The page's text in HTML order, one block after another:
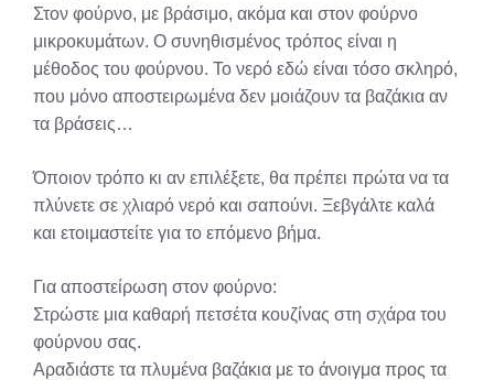
Στον φούρνο, με βράσιμο, ακόμα και στον φούρνο
μικροκυμάτων. Ο συνηθισμένος τρόπος είναι η
μέθοδος του φούρνου. Το νερό εδώ είναι τόσο σκληρό,
που μόνο αποστειρωμένα δεν μοιάζουν τα βαζάκια αν
τα βράσεις…
Όποιον τρόπο κι αν επιλέξετε, θα πρέπει πρώτα να τα
πλύνετε σε χλιαρό νερό και σαπούνι. Ξεβγάλτε καλά
και ετοιμαστείτε για το επόμενο βήμα.
Για αποστείρωση στον φούρνο:
Στρώστε μια καθαρή πετσέτα κουζίνας στη σχάρα του
φούρνου σας.
Αραδιάστε τα πλυμένα βαζάκια με το άνοιγμα προς τα